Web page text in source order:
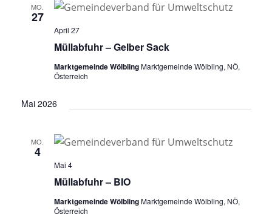
MO.
27
Müllabfuhr – Gelber Sack
April 27
Marktgemeinde WölblingMarktgemeinde Wölbling, NÖ,
Österreich
Mai 2026
MO.
4
Müllabfuhr – BIO
Mai 4
Marktgemeinde WölblingMarktgemeinde Wölbling, NÖ,
Österreich